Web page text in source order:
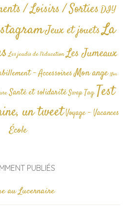
/ Loisirs / SortiesDIY
Jeux et jouetsLa
Les jeudis de l'éducation Les Jumeaux
- AccessoiresMon ange Non
Santé et solidarité Swap TagTest
un tweetVoyage - Vacances
École
PUBLIÉS
au Lucernaire